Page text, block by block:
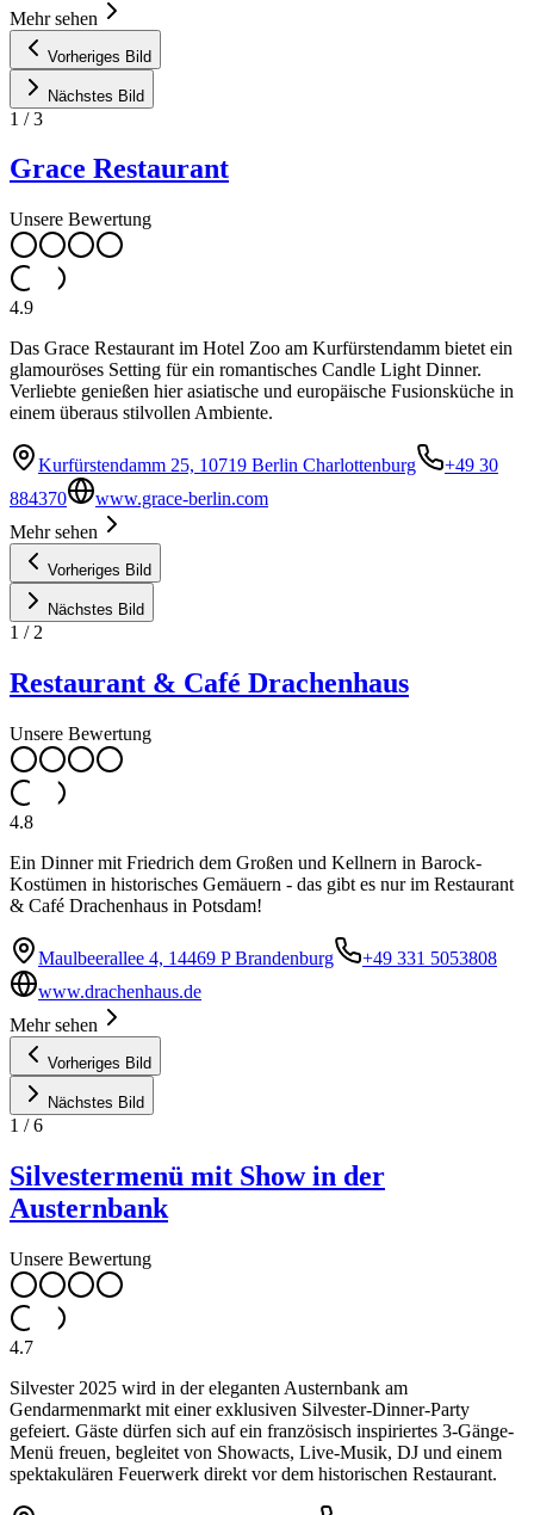
Mehr sehen
Vorheriges Bild
Nächstes Bild
1 /3
Grace Restaurant
Unsere Bewertung
4.9
Das Grace Restaurant im Hotel Zoo am Kurfürstendamm bietet ein
glamouröses Setting für ein romantisches Candle Light Dinner.
Verliebte genießen hier asiatische und europäische Fusionsküche in
einem überaus stilvollen Ambiente.
Kurfürstendamm 25, 10719 Berlin Charlottenburg
+49 30
884370
www.grace-berlin.com
Mehr sehen
Vorheriges Bild
Nächstes Bild
1 / 2
Restaurant & Café Drachenhaus
Unsere Bewertung
4.8
Ein Dinner mit Friedrich dem Großen und Kellnern in Barock-
Kostümen in historisches Gemäuern - das gibt es nur im Restaurant
& Café Drachenhaus in Potsdam!
Maulbeerallee 4, 14469 P Brandenburg
+49 331 5053808
www.drachenhaus.de
Mehr sehen
Vorheriges Bild
Nächstes Bild
1 /6
Silvestermenü mit Show in der
Austernbank
Unsere Bewertung
4.7
Silvester 2025 wird in der eleganten Austernbank am
Gendarmenmarkt mit einer exklusiven Silvester-Dinner-Party
gefeiert. Gäste dürfen sich auf ein französisch inspiriertes 3-Gänge-
Menü freuen, begleitet von Showacts, Live-Musik, DJ und einem
spektakulären Feuerwerk direkt vor dem historischen Restaurant.